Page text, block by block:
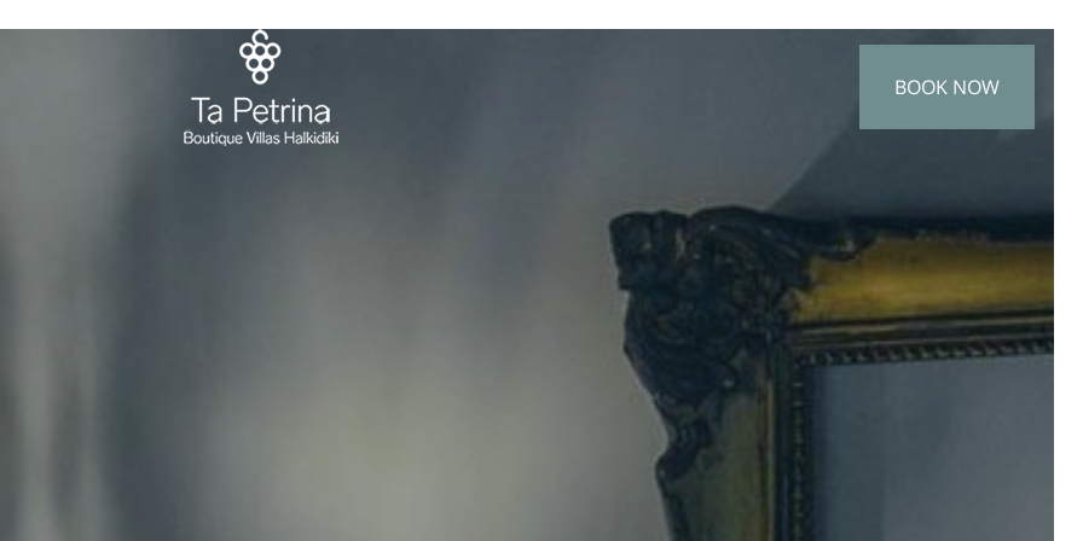
BOOK NOW